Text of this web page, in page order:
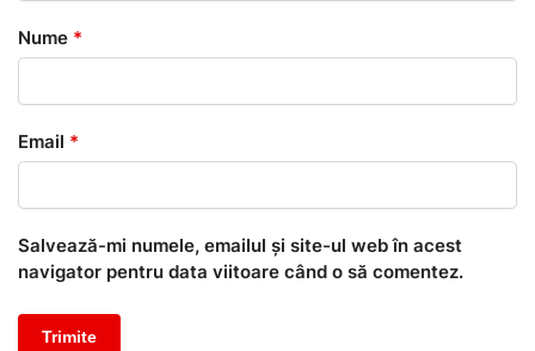
Nume *
Email *
Salvează-mi numele, emailul și site-ul web în acest
navigator pentru data viitoare când o să comentez.